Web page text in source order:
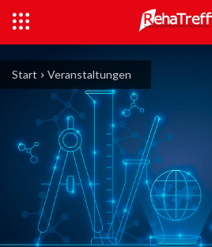
Start Veranstaltungen